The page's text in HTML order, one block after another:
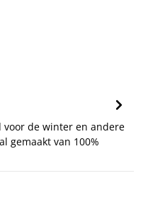
de winter en andere
gemaakt van 100%